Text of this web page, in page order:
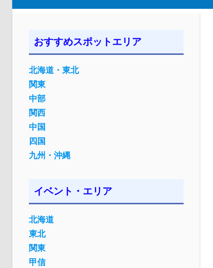
おすすめスポットエリア
北海道・東北
関東
中部
関西
中国
四国
九州・沖縄
イベント・エリア
北海道
東北
関東
甲信